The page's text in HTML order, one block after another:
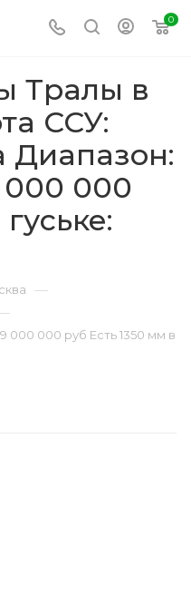
0
Тралы в
ССУ:
Диапазон:
000
—
000 000 руб Есть 1350 мм в